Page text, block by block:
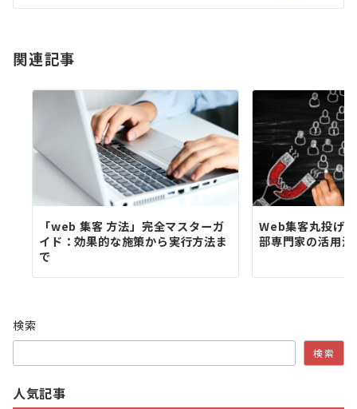
シ
ン
関連記事
「web 集客 方法」完全マスターガ
イド：効果的な施策から実行方法ま
で
Web集客丸投げ
部専門家の活用
検索
検索
人気記事